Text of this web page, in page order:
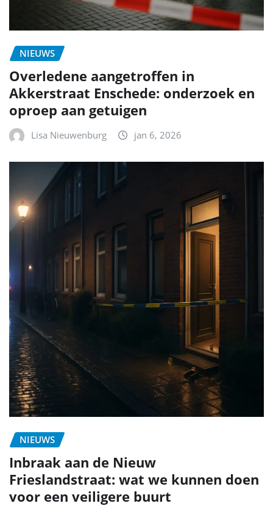
NIEUWS
Overledene aangetroffen in
Akkerstraat Enschede: onderzoek en
oproep aan getuigen
Lisa Nieuwenburg jan 6, 2026
NIEUWS
Inbraak aan de Nieuw
Frieslandstraat: wat we kunnen doen
voor een veiligere buurt